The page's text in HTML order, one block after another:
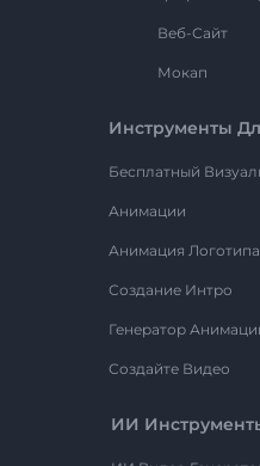
Веб-Сайт
Мокап
Инструменты
Бесплатный
Анимации
Анимация Логотипа
Создание Интро
Генератор
Создайте Видео
ИИ